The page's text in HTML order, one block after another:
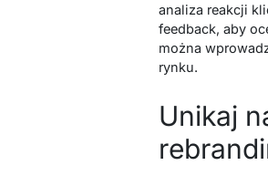
analiza reakcji
feedback, aby
można
rynku.
Unikaj